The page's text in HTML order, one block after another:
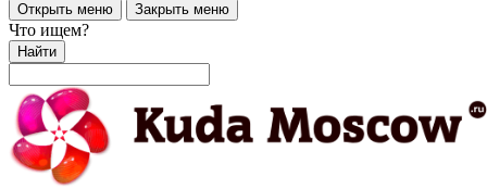
Открыть меню Закрыть меню
Что ищем?
Найти